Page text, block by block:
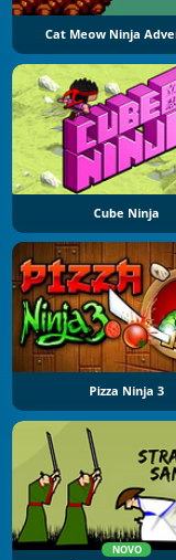
Cat Meow Ninja
Cube Ninja
Pizza Ninja 3
NOVO